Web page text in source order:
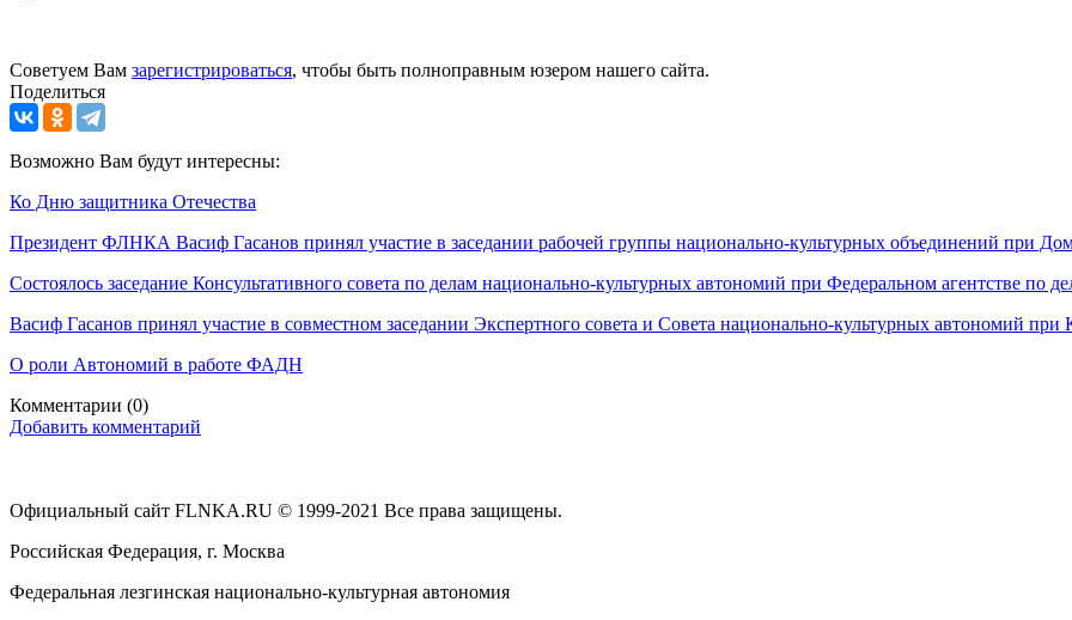
Советуем Вам зарегистрироваться, чтобы быть полноправным юзером нашего сайта.
Поделиться
Возможно Вам будут интересны:
Ко Дню защитника Отечества
Президент ФЛНКА Васиф Гасанов принял участие в заседании рабочей группы национально-культурных объединений при
Состоялось заседание Консультативного совета по делам национально-культурных автономий при Федеральном агентстве по
Васиф Гасанов принял участие в совместном заседании Экспертного совета и Совета национально-культурных автономий
О роли Автономий в работе ФАДН
Комментарии (0)
Добавить комментарий
Официальный сайт FLNKA.RU © 1999-2021 Все права защищены.
Российская Федерация, г. Москва
Федеральная лезгинская национально-культурная автономия